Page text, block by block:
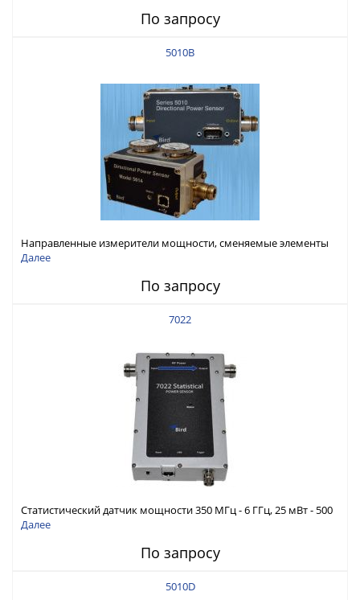
По запросу
5010B
Направленные измерители мощности, сменяемые элементы
мощности 2 МГц - 1 ГГц, 125 мВт - 1 кВт
Далее
По запросу
7022
Статистический датчик мощности 350 МГц - 6 ГГц, 25 мВт - 500
Вт (пик. 1500 Вт)
Далее
По запросу
5010D